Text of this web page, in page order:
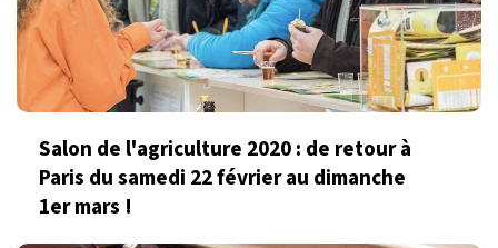
Salon de l'agriculture 2020 : de retour à
Paris du samedi 22 février au dimanche
1er mars !